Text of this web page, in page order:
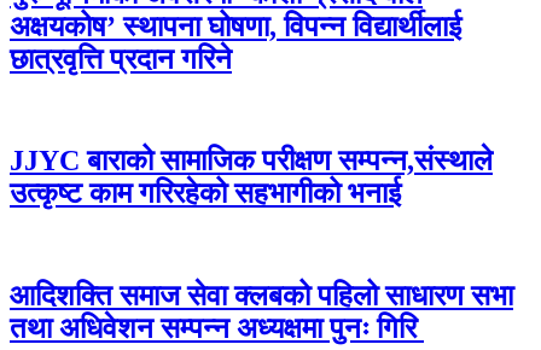
अक्षयकोष’ स्थापना घोषणा, विपन्न विद्यार्थीलाई
छात्रवृत्ति प्रदान गरिने
JJYC बाराको सामाजिक परीक्षण सम्पन्न,संस्थाले
उत्कृष्ट काम गरिरहेको सहभागीको भनाई
आदिशक्ति समाज सेवा क्लबको पहिलो साधारण सभा
तथा अधिवेशन सम्पन्न अध्यक्षमा पुनः गिरि